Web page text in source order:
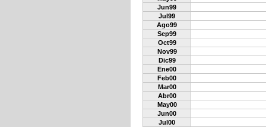
Jun99
Jul99
Ago99
Sep99
Oct99
Nov99
Dic99
Ene00
Feb00
Mar00
Abr00
May00
Jun00
Jul00